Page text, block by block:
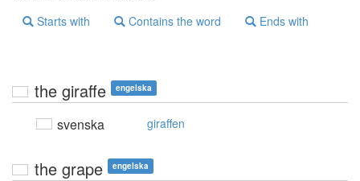
Starts with Contains the word Ends with
the giraffe engelska
svenska giraffen
the grape engelska